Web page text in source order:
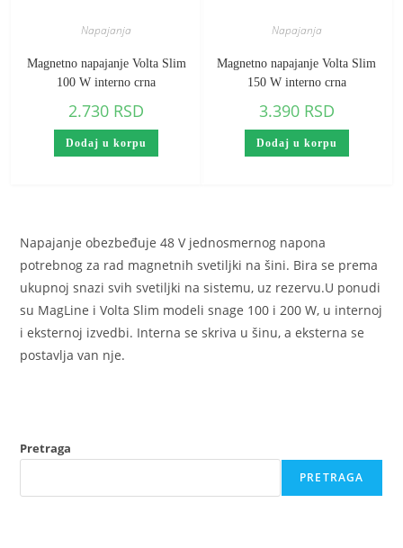
Napajanja
Magnetno napajanje Volta Slim
100 W interno crna
2.730 RSD
Dodaj u korpu
Napajanja
Magnetno napajanje Volta Slim
150 W interno crna
3.390 RSD
Dodaj u korpu
Napajanje obezbeđuje 48 V jednosmernog napona
potrebnog za rad magnetnih svetiljki na šini. Bira se prema
ukupnoj snazi svih svetiljki na sistemu, uz rezervu.U ponudi
su MagLine i Volta Slim modeli snage 100 i 200 W, u internoj
i eksternoj izvedbi. Interna se skriva u šinu, a eksterna se
postavlja van nje.
Pretraga
PRETRAGA